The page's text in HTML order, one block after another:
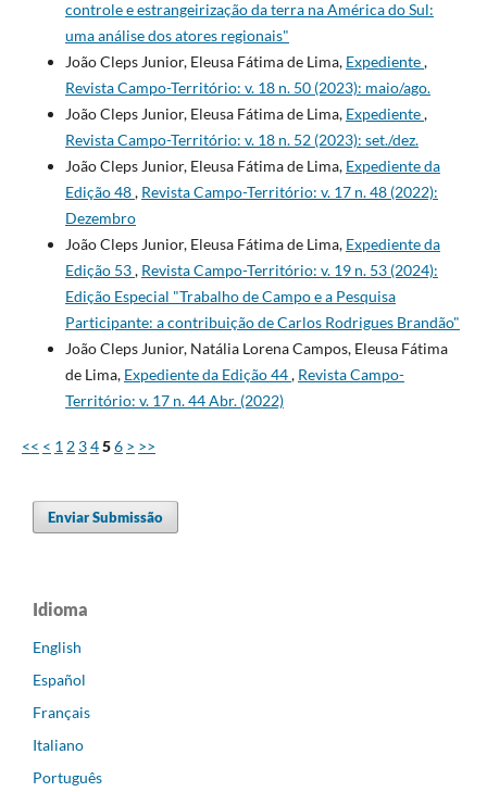
controle e estrangeirização da terra na América do Sul:
uma análise dos atores regionais"
João Cleps Junior, Eleusa Fátima de Lima, Expediente,
Revista Campo-Território: v. 18 n. 50 (2023): maio/ago.
João Cleps Junior, Eleusa Fátima de Lima, Expediente,
Revista Campo-Território: v. 18 n. 52 (2023): set./dez.
João Cleps Junior, Eleusa Fátima de Lima, Expediente da
Edição 48, Revista Campo-Território: v. 17 n. 48 (2022):
Dezembro
João Cleps Junior, Eleusa Fátima de Lima, Expediente da
Edição 53, Revista Campo-Território: v. 19 n. 53 (2024):
Edição Especial "Trabalho de Campo e a Pesquisa
Participante: a contribuição de Carlos Rodrigues Brandão"
João Cleps Junior, Natália Lorena Campos, Eleusa Fátima
de Lima, Expediente da Edição 44, Revista Campo-
Território: v. 17 n. 44 Abr. (2022)
<< < 12 3456 > >>
Enviar Submissão
Idioma
English
Español
Français
Italiano
Português